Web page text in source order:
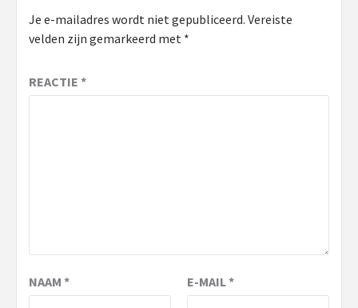
Je e-mailadres wordt niet gepubliceerd. Vereiste
velden zijn gemarkeerd met *
REACTIE *
NAAM * E-MAIL*